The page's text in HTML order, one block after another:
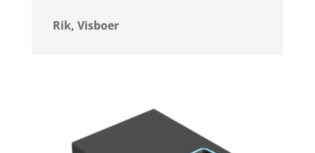
Rik, Visboer